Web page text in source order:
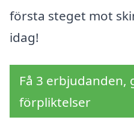
första steget mot
idag!
Få 3 erbjudanden,
förpliktelser